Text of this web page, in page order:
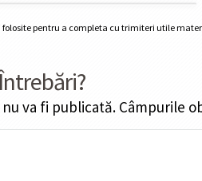
pentru a completa cu trimiteri utile
va fi publicată. Câmpurile